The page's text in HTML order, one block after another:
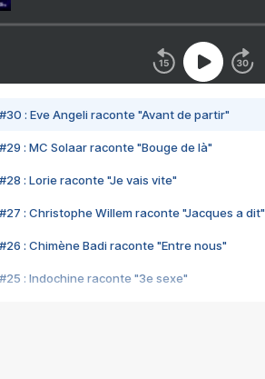
#30 : Eve Angeli raconte "Avant de partir"
#29 : MC Solaar raconte "Bouge de là"
#28 : Lorie raconte "Je vais vite"
#27 : Christophe Willem raconte "Jacques a dit"
#26 : Chimène Badi raconte "Entre nous"
#25 : Indochine raconte "3e sexe"